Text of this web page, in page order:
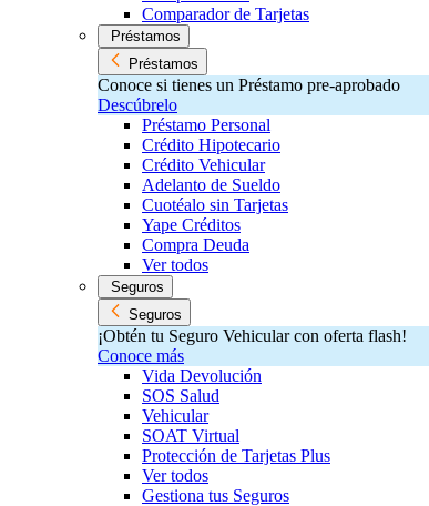
Comparador de Tarjetas
Préstamos
Préstamos
Conoce si tienes un Préstamo pre-aprobado
Descúbrelo
Préstamo Personal
Crédito Hipotecario
Crédito Vehicular
Adelanto de Sueldo
Cuotéalo sin Tarjetas
Yape Créditos
Compra Deuda
Ver todos
Seguros
Seguros
¡Obtén tu Seguro Vehicular con oferta flash!
Conoce más
Vida Devolución
SOS Salud
Vehicular
SOAT Virtual
Protección de Tarjetas Plus
Ver todos
Gestiona tus Seguros